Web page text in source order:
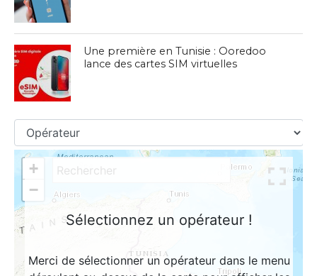
Une première en Tunisie : Ooredoo
lance des cartes SIM virtuelles